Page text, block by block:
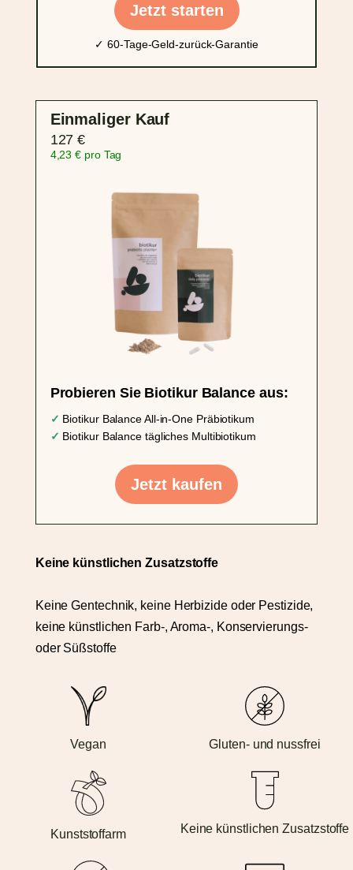
Jetzt starten
✓ 60-Tage-Geld-zurück-Garantie
Einmaliger Kauf
127 €
4,23 € pro Tag
Probieren Sie Biotikur Balance aus:
✓ Biotikur Balance All-in-One Präbiotikum
✓ Biotikur Balance tägliches Multibiotikum
Jetzt kaufen
Keine künstlichen Zusatzstoffe
Keine Gentechnik, keine Herbizide oder Pestizide,
keine künstlichen Farb-, Aroma-, Konservierungs-
oder Süßstoffe
Vegan Gluten- und nussfrei
Kunststoffarm Keine künstlichen Zusatzstoffe